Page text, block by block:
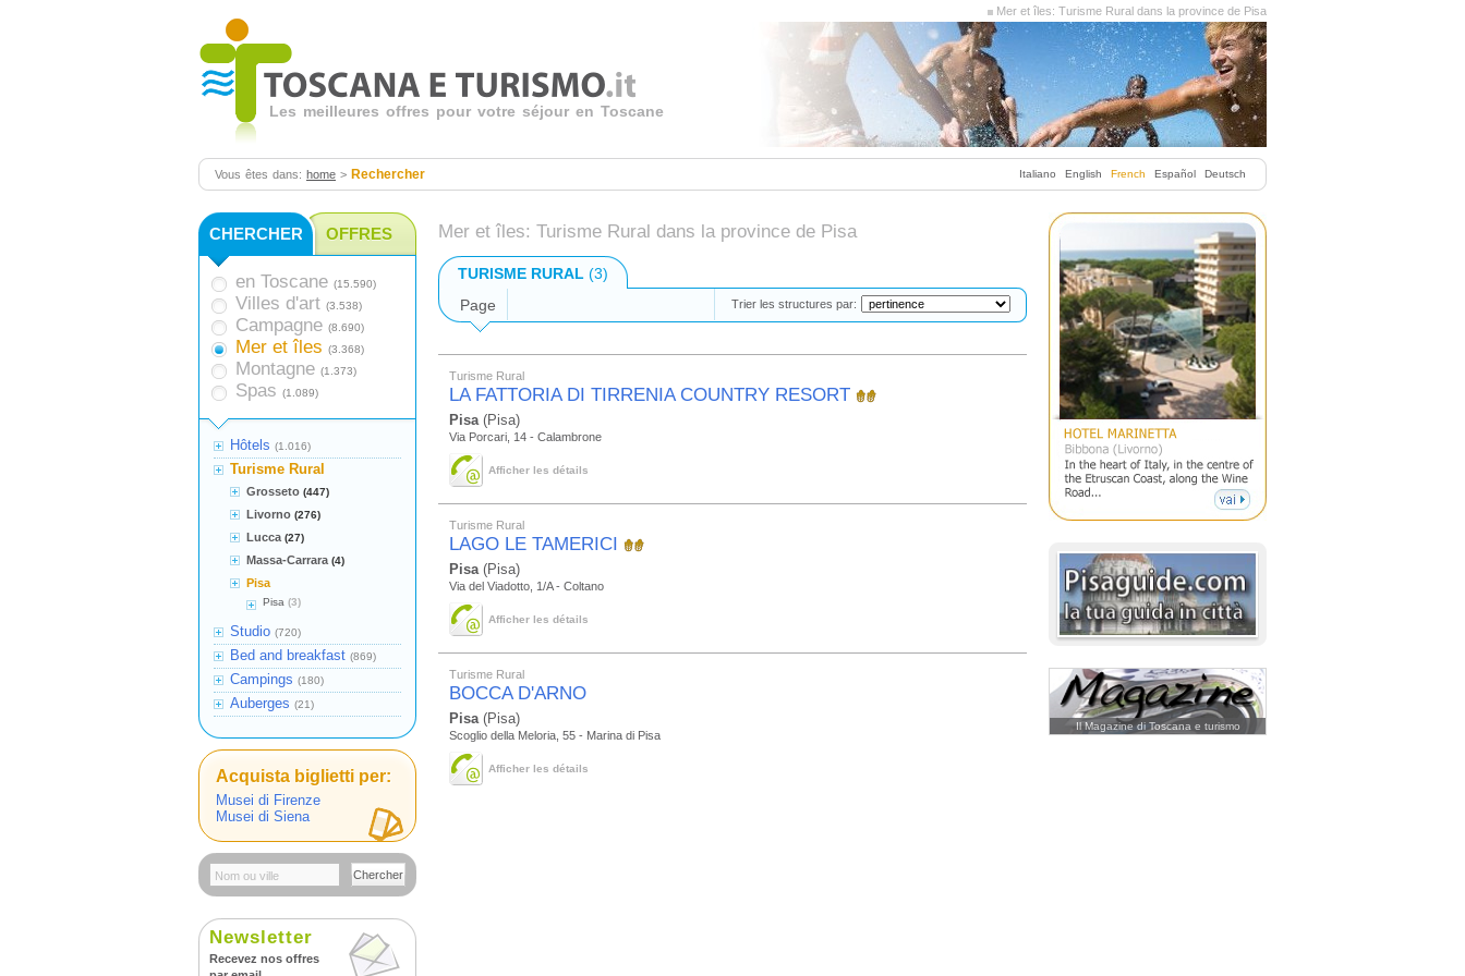
Mer et îles: Turisme Rural dans la province de Pisa
Les meilleures offres pour votre séjour en Toscane
Italiano English French Español Deutsch
Vous êtes dans: home > Rechercher
Mer et îles: Turisme Rural dans la province de Pisa
TURISME RURAL (3)
Page
Trier les structures par:
Turisme Rural
LA FATTORIA DI TIRRENIA COUNTRY RESORT
Pisa(Pisa)
Via Porcari, 14 - Calambrone
Afficher les détails
Turisme Rural
LAGO LE TAMERICI
Pisa(Pisa)
Via del Viadotto, 1/A - Coltano
Afficher les détails
Turisme Rural
BOCCA D'ARNO
Pisa(Pisa)
Scoglio della Meloria, 55 - Marina di Pisa
Afficher les détails
CHERCHER OFFRES
en Toscane (15.590)
Villes d'art (3.538)
Campagne (8.690)
Mer et îles (3.368)
Montagne (1.373)
Spas (1.089)
Hôtels (1.016)
Turisme Rural
Grosseto (447)
Livorno (276)
Lucca (27)
Massa-Carrara (4)
Pisa
Pisa (3)
Studio (720)
Bed and breakfast (869)
Campings (180)
Auberges (21)
Acquista biglietti per:
Musei di Firenze
Musei di Siena
Chercher
Newsletter
Recevez nos offres
Il Magazine di Toscana e turismo